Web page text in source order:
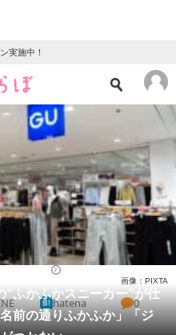
実施中！
ニュース
クイズ
地域
教育・育児
リサーチ
ふかふかスニーカー”が仕
前の通りふかふか」「ジ
画像：PIXTA
hatena 0